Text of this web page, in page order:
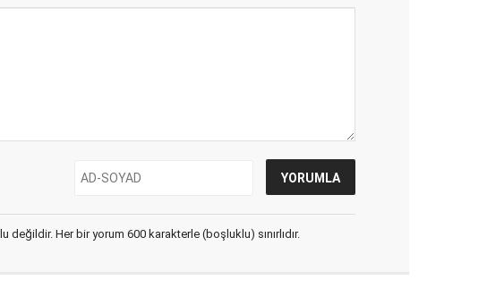
Her bir yorum 600 karakterle (boşluklu) sınırlıdır.